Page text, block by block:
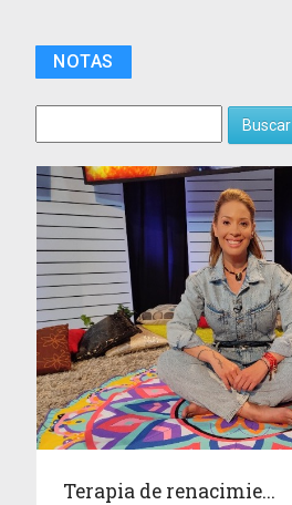
NOTAS
Buscar
Terapia de renacimie...